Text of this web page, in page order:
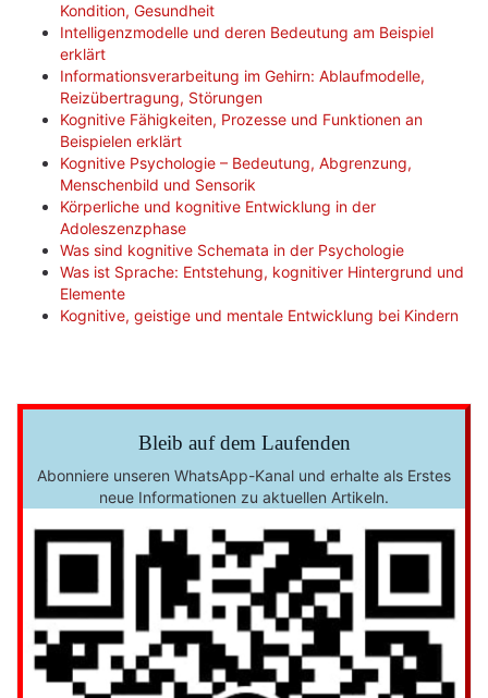
Kondition, Gesundheit
Intelligenzmodelle und deren Bedeutung am Beispiel
erklärt
Informationsverarbeitung im Gehirn: Ablaufmodelle,
Reizübertragung, Störungen
Kognitive Fähigkeiten, Prozesse und Funktionen an
Beispielen erklärt
Kognitive Psychologie – Bedeutung, Abgrenzung,
Menschenbild und Sensorik
Körperliche und kognitive Entwicklung in der
Adoleszenzphase
Was sind kognitive Schemata in der Psychologie
Was ist Sprache: Entstehung, kognitiver Hintergrund und
Elemente
Kognitive, geistige und mentale Entwicklung bei Kindern
Bleib auf dem Laufenden
Abonniere unseren WhatsApp-Kanal und erhalte als Erstes
neue Informationen zu aktuellen Artikeln.